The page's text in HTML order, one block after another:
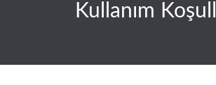
Kullanım